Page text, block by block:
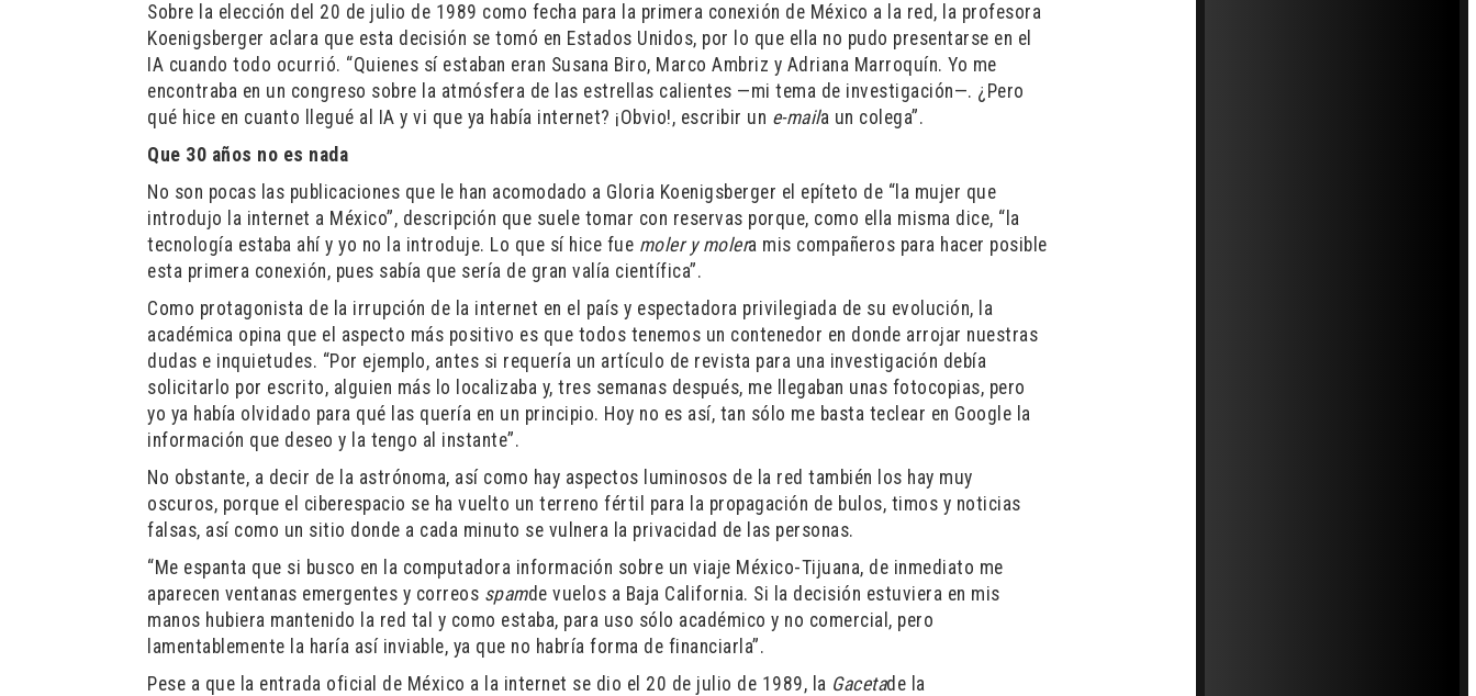
Sobre la elección del 20 de julio de 1989 como fecha para la primera conexión de México a la red, la profesora
Koenigsberger aclara que esta decisión se tomó en Estados Unidos, por lo que ella no pudo presentarse en el
IA cuando todo ocurrió. “Quienes sí estaban eran Susana Biro, Marco Ambriz y Adriana Marroquín. Yo me
encontraba en un congreso sobre la atmósfera de las estrellas calientes —mi tema de investigación—. ¿Pero
qué hice en cuanto llegué al IA y vi que ya había internet? ¡Obvio!, escribir un e-maila un colega”.
Que 30 años no es nada
No son pocas las publicaciones que le han acomodado a Gloria Koenigsberger el epíteto de “la mujer que
introdujo la internet a México”, descripción que suele tomar con reservas porque, como ella misma dice, “la
tecnología estaba ahí y yo no la introduje. Lo que sí hice fue moler y molera mis compañeros para hacer posible
esta primera conexión, pues sabía que sería de gran valía científica”.
Como protagonista de la irrupción de la internet en el país y espectadora privilegiada de su evolución, la
académica opina que el aspecto más positivo es que todos tenemos un contenedor en donde arrojar nuestras
dudas e inquietudes. “Por ejemplo, antes si requería un artículo de revista para una investigación debía
solicitarlo por escrito, alguien más lo localizaba y, tres semanas después, me llegaban unas fotocopias, pero
yo ya había olvidado para qué las quería en un principio. Hoy no es así, tan sólo me basta teclear en Google la
información que deseo y la tengo al instante”.
No obstante, a decir de la astrónoma, así como hay aspectos luminosos de la red también los hay muy
oscuros, porque el ciberespacio se ha vuelto un terreno fértil para la propagación de bulos, timos y noticias
falsas, así como un sitio donde a cada minuto se vulnera la privacidad de las personas.
“Me espanta que si busco en la computadora información sobre un viaje México-Tijuana, de inmediato me
aparecen ventanas emergentes y correos spamde vuelos a Baja California. Si la decisión estuviera en mis
manos hubiera mantenido la red tal y como estaba, para uso sólo académico y no comercial, pero
lamentablemente la haría así inviable, ya que no habría forma de financiarla”.
Pese a que la entrada oficial de México a la internet se dio el 20 de julio de 1989, la Gacetade la